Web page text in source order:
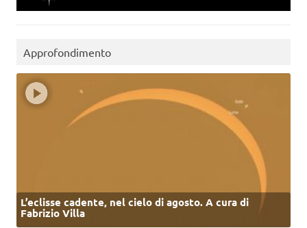
Approfondimento
L’eclisse cadente, nel cielo di agosto. A cura di
Fabrizio Villa